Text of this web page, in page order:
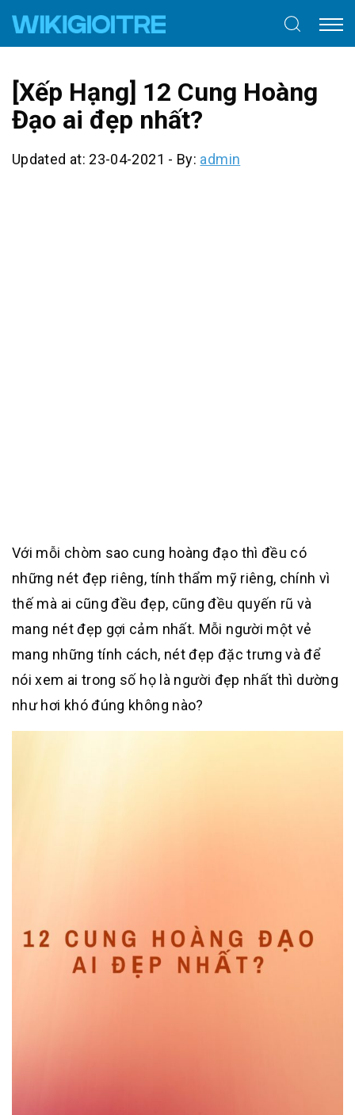
[Xếp Hạng] 12 Cung Hoàng
Đạo ai đẹp nhất?
Updated at: 23-04-2021 - By: admin
Với mỗi chòm sao cung hoàng đạo thì đều có
những nét đẹp riêng, tính thẩm mỹ riêng, chính vì
thế mà ai cũng đều đẹp, cũng đều quyến rũ và
mang nét đẹp gợi cảm nhất. Mỗi người một vẻ
mang những tính cách, nét đẹp đặc trưng và để
nói xem ai trong số họ là người đẹp nhất thì dường
như hơi khó đúng không nào?